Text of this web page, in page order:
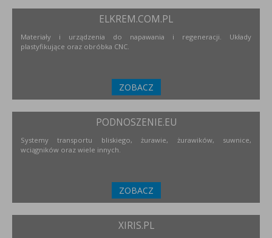
ELKREM.COM.PL
Materiały i urządzenia do napawania i regeneracji. Układy
plastyfikujące oraz obróbka CNC.
ZOBACZ
PODNOSZENIE.EU
Systemy transportu bliskiego, żurawie, żurawików, suwnice,
wciągników oraz wiele innych.
ZOBACZ
XIRIS.PL